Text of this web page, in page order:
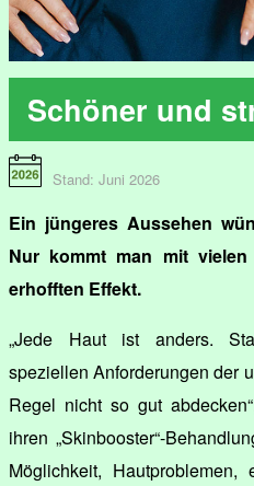
Schöner und
Stand: Juni 2026
Ein jüngeres Aussehen
Nur kommt man mit
erhofften Effekt.
„Jede Haut ist anders.
speziellen Anforderungen der
Regel nicht so gut
ihren „Skinbooster“-
Möglichkeit,